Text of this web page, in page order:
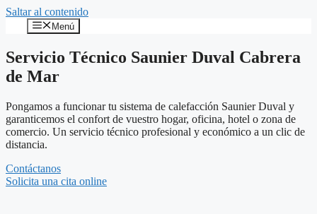
Saltar al contenido
Menú
Servicio Técnico Saunier Duval Cabrera
de Mar
Pongamos a funcionar tu sistema de calefacción Saunier Duval y
garanticemos el confort de vuestro hogar, oficina, hotel o zona de
comercio. Un servicio técnico profesional y económico a un clic de
distancia.
Contáctanos
Solicita una cita online